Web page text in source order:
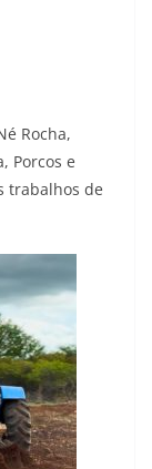
Rocha,
Porcos e
trabalhos de